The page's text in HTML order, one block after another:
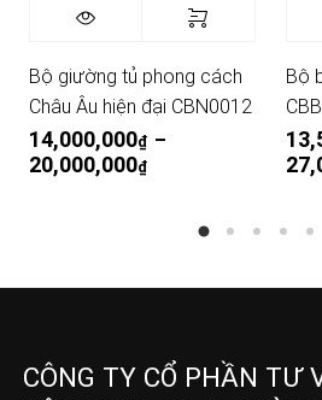
Bộ giường tủ phong cách
Châu Âu hiện đại CBN0012
14,000,000₫ –
20,000,000₫ Khoảng giá: từ
Bộ
CÔNG TY CỔ PHẦN TƯ